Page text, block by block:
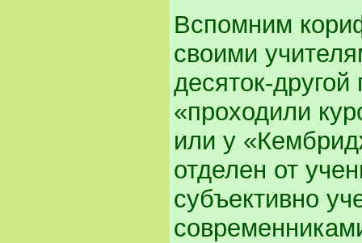
Вспомним
своими
десяток-
«проходили
или у
отделен от
субъективно